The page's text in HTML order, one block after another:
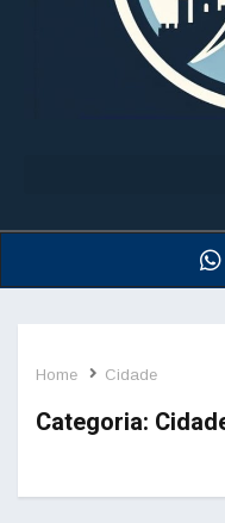
Home Cidade
Categoria: